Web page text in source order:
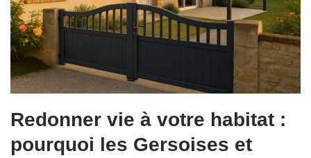
Redonner vie à votre habitat :
pourquoi les Gersoises et